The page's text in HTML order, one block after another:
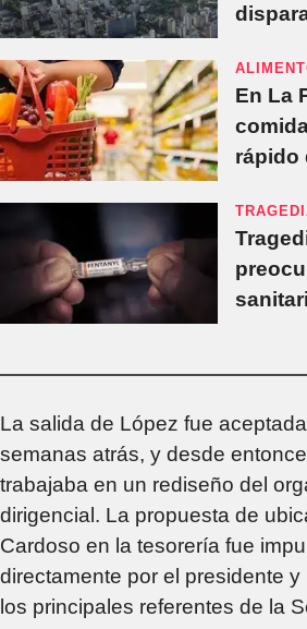
por
En La
rápido
La salida de López fue
semanas atrás, y desde
trabajaba en un rediseño del
dirigencial. La propuesta de
Cardoso en la tesorería fue
directamente por el presidente
los principales referentes de la